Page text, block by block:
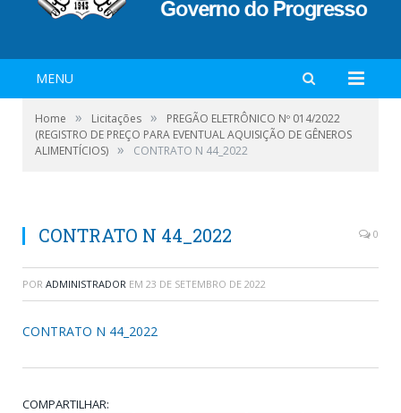
MENU
Home » Licitações »
PREGÃO ELETRÔNICO Nº 014/2022
(REGISTRO DE PREÇO PARA EVENTUAL AQUISIÇÃO DE GÊNEROS
ALIMENTÍCIOS) » CONTRATO N 44_2022
CONTRATO N 44_2022 0
POR ADMINISTRADOR EM 23 DE SETEMBRO DE 2022
CONTRATO N 44_2022
COMPARTILHAR: